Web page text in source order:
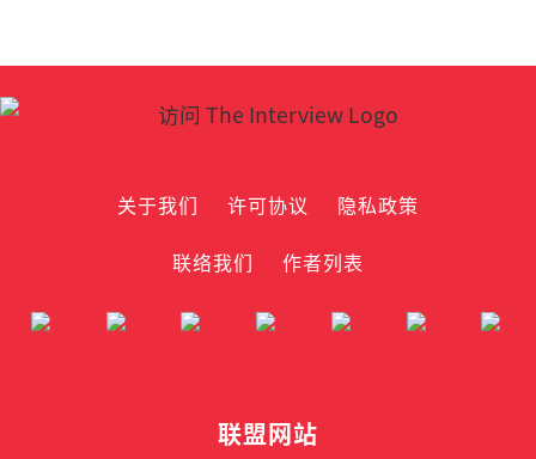
关于我们 许可协议
隐私政策
联络我们
作者列表
联盟网站